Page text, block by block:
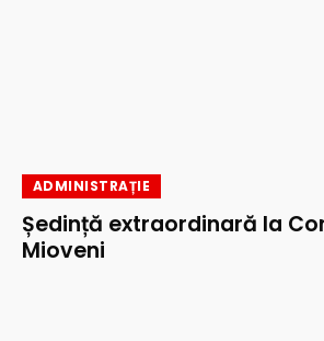
ADMINISTRAȚIE
Ședință extraordinară la
Mioveni